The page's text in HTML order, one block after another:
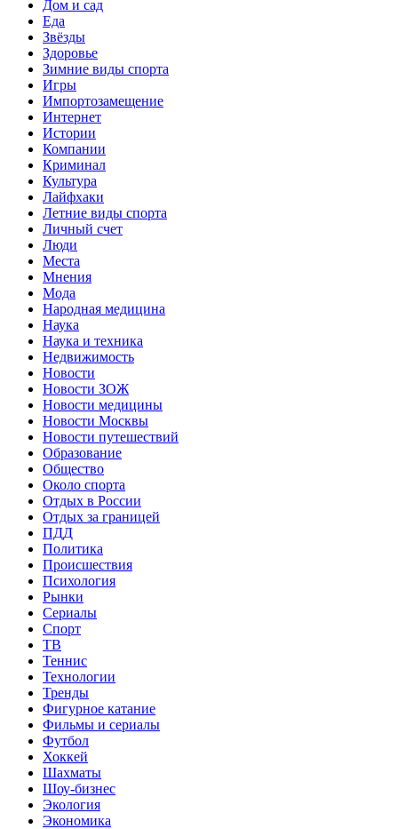
Дом и сад
Еда
Звёзды
Здоровье
Зимние виды спорта
Игры
Импортозамещение
Интернет
Истории
Компании
Криминал
Культура
Лайфхаки
Летние виды спорта
Личный счет
Люди
Места
Мнения
Мода
Народная медицина
Наука
Наука и техника
Недвижимость
Новости
Новости ЗОЖ
Новости медицины
Новости Москвы
Новости путешествий
Образование
Общество
Около спорта
Отдых в России
Отдых за границей
ПДД
Политика
Происшествия
Психология
Рынки
Сериалы
Спорт
ТВ
Теннис
Технологии
Тренды
Фигурное катание
Фильмы и сериалы
Футбол
Хоккей
Шахматы
Шоу-бизнес
Экология
Экономика